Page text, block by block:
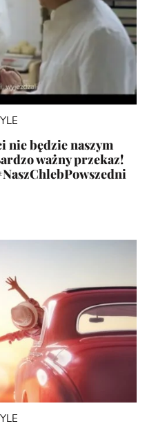
nie będzie naszym
ważny przekaz!